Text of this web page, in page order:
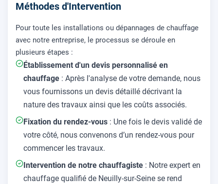
Méthodes d'Intervention
Pour toute les installations ou dépannages de chauffage
avec notre entreprise, le processus se déroule en
plusieurs étapes :
Établissement d'un devis personnalisé en
chauffage : Après l'analyse de votre demande, nous
vous fournissons un devis détaillé décrivant la
nature des travaux ainsi que les coûts associés.
Fixation du rendez-vous : Une fois le devis validé de
votre côté, nous convenons d’un rendez-vous pour
commencer les travaux.
Intervention de notre chauffagiste : Notre expert en
chauffage qualifié de Neuilly-sur-Seine se rend